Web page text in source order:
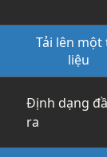
Tải lên một
liệu
Định dạng
ra